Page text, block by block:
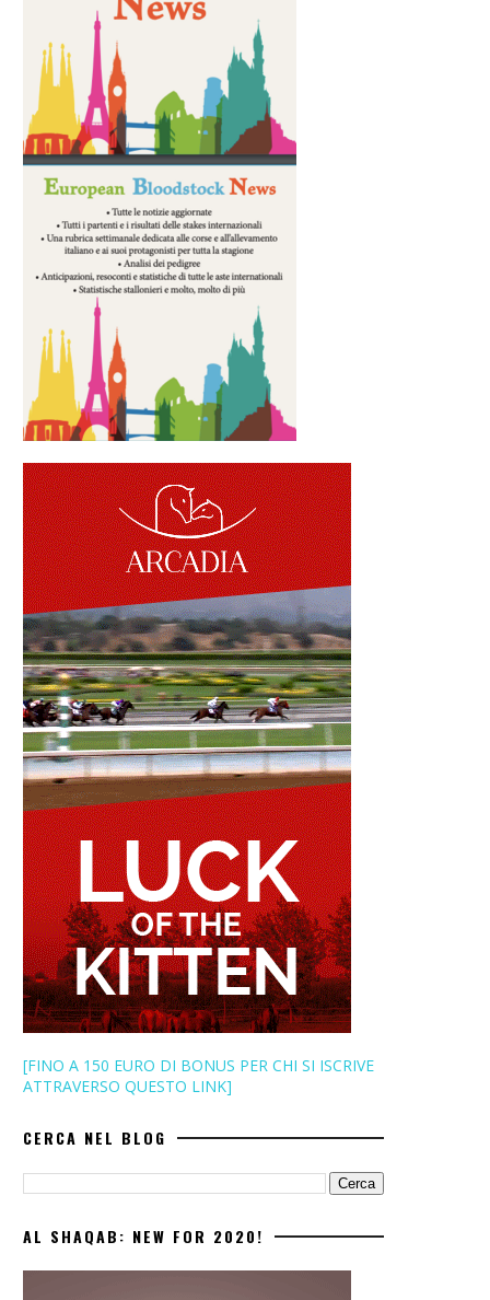
[FINO A 150 EURO DI BONUS PER CHI SI ISCRIVE
ATTRAVERSO QUESTO LINK]
CERCA NEL BLOG
AL SHAQAB: NEW FOR 2020!